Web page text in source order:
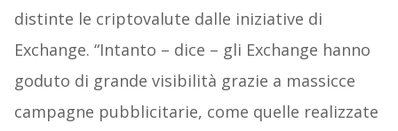
distinte le criptovalute dalle iniziative di
Exchange. “Intanto – dice – gli Exchange hanno
goduto di grande visibilità grazie a massicce
campagne pubblicitarie, come quelle realizzate